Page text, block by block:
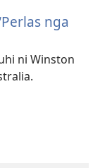
nga
ni Winston